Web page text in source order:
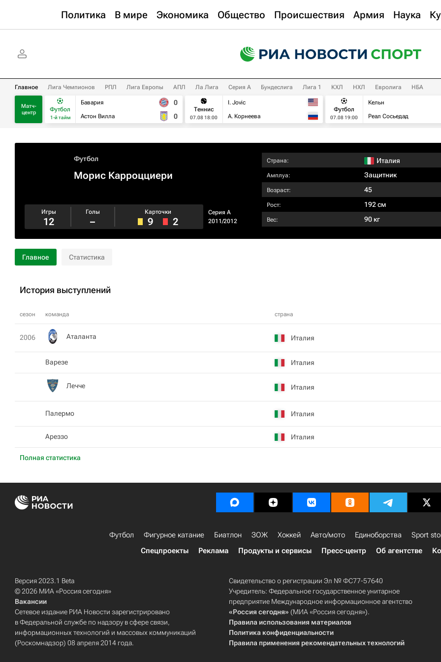
Политика В мире Экономика Общество Происшествия Армия Наука
Главное Лига Чемпионов РПЛ Лига Европы АПЛ Ла Лига Серия А Бундеслига Лига 1 КХЛ НХЛ Евролига НБА
Матч-
центр
Футбол
1-й тайм
Бавария
Астон Вилла
0
0
Теннис
07.08 18:00
I. Jovic
А. Корнеева
Футбол
07.08 19:00
Кельн
Реал Сосьедад
Футбол
Морис Карроцциери
Серия А
2011/2012
Игры
12
Голы
–
Карточки
9 2
Страна: Италия
Амплуа: Защитник
Возраст: 45
Рост: 192 см
Вес: 90 кг
Главное Статистика
История выступлений
сезон команда страна
Полная статистика
2006 Аталанта Италия
Варезе Италия
Лечче Италия
Палермо Италия
Ареззо Италия
Футбол Фигурное катание Биатлон ЗОЖ Хоккей Авто/мото Единоборства Sport
Спецпроекты
Реклама Продукты и сервисы Пресс-центр Об агентстве
Версия 2023.1 Beta
© 2026 МИА «Россия сегодня»
Вакансии
Сетевое издание РИА Новости зарегистрировано
в Федеральной службе по надзору в сфере связи,
информационных технологий и массовых коммуникаций
(Роскомнадзор) 08 апреля 2014 года.
Свидетельство о регистрации Эл № ФС77-57640
Учредитель: Федеральное государственное унитарное
предприятие Международное информационное агентство
«Россия сегодня» (МИА «Россия сегодня»).
Правила использования материалов
Политика конфиденциальности
Правила применения рекомендательных технологий